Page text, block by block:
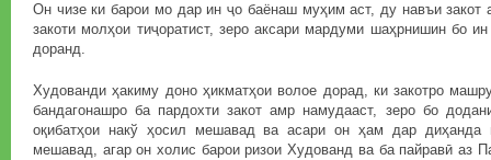
Он чизе ки барои мо дар ин ҷо баёнаш муҳим аст, ду навъи закот
закоти молҳои тиҷоратист, зеро аксари мардуми шаҳрнишин бо
доранд.
Худованди ҳакиму доно ҳикматҳои волое дорад, ки закотро
бандагонашро ба пардохти закот амр намудааст, зеро бо
оқибатҳои накў ҳосил мешавад ва асари он ҳам дар
мешавад, агар он холис барои ризои Худованд ва ба пайравӣ аз